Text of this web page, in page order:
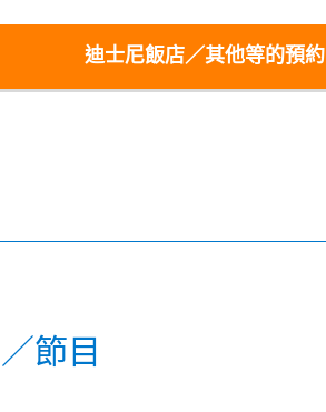
迪士尼飯店／其他等的預約
節目